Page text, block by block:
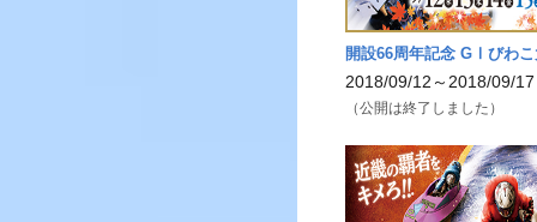
開設66周年記念 GⅠびわ
2018/09/12～2018/09/17
（公開は終了しました）